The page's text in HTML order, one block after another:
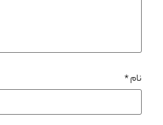
نام*